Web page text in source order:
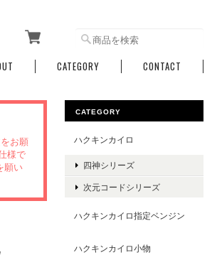
CATEGORY CONTACT
お願
様で
願い
CATEGORY
ハクキンカイロ
四神シリーズ
次元コードシリーズ
ハクキンカイロ指定ベンジン
ハクキンカイロ小物